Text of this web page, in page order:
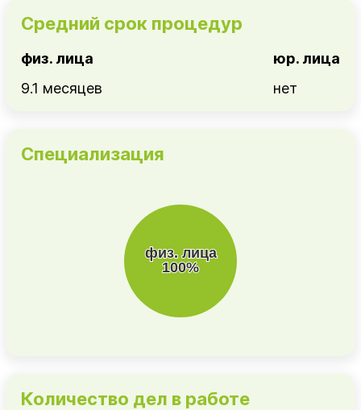
Средний срок процедур
физ. лица
9.1 месяцев
юр. лица
нет
Специализация
Количество дел в работе